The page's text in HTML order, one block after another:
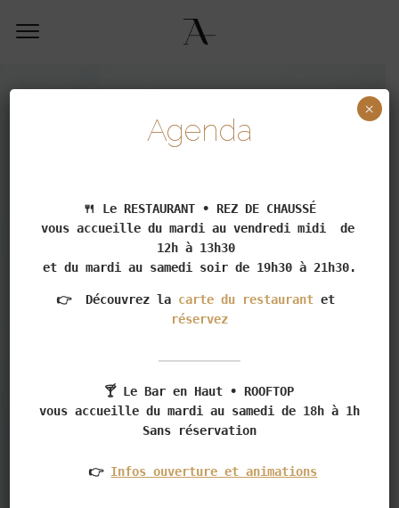
Agenda
🍴 Le RESTAURANT • REZ DE CHAUSSÉ
vous accueille du mardi au vendredi midi  de
et du mardi au samedi soir de 19h30 à 21h30.
👉  Découvrez la carte du restaurant
réservez
🍸 Le Bar en Haut • ROOFTOP
vous accueille du mardi au samedi de 18h à 1h
Sans réservation
👉 Infos ouverture et animations
×